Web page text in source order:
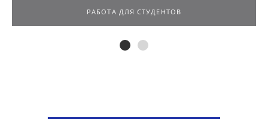
РАБОТА ДЛЯ СТУДЕНТОВ